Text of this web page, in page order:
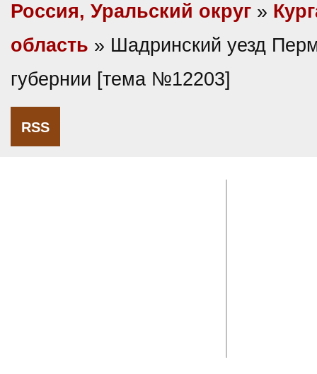
Россия, Уральский округ »
область » Шадринский уезд
губернии [тема №12203]
RSS